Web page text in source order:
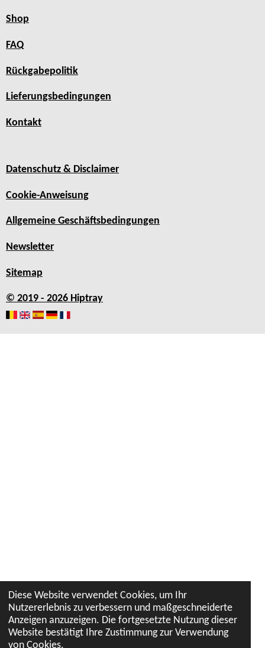
Diese Website verwendet Cookies, um Ihr
Nutzererlebnis zu verbessern und maßgeschneiderte
Anzeigen anzuzeigen. Die fortgesetzte Nutzung dieser
Website bestätigt Ihre Zustimmung zur Verwendung
von Cookies.
Shop
FAQ
Rückgabepolitik
Lieferungsbedingungen
Kontakt
Datenschutz & Disclaimer
Cookie-Anweisung
Allgemeine Geschäftsbedingungen
Newsletter
Sitemap
© 2019 - 2026 Hiptray